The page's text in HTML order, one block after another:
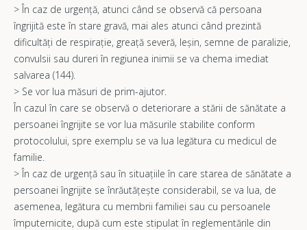
> În caz de urgență, atunci când se observă că persoana
îngrijită este în stare gravă, mai ales atunci când prezintă
dificultăți de respirație, greață severă, leșin, semne de paralizie,
convulsii sau dureri în regiunea inimii se va chema imediat
salvarea (144).
> Se vor lua măsuri de prim-ajutor.
În cazul în care se observă o deteriorare a stării de sănătate a
persoanei îngrijite se vor lua măsurile stabilite conform
protocolului, spre exemplu se va lua legătura cu medicul de
familie.
> În caz de urgență sau în situațiile în care starea de sănătate a
persoanei îngrijite se înrăutățește considerabil, se va lua, de
asemenea, legătura cu membrii familiei sau cu persoanele
împuternicite, după cum este stipulat în reglementările din